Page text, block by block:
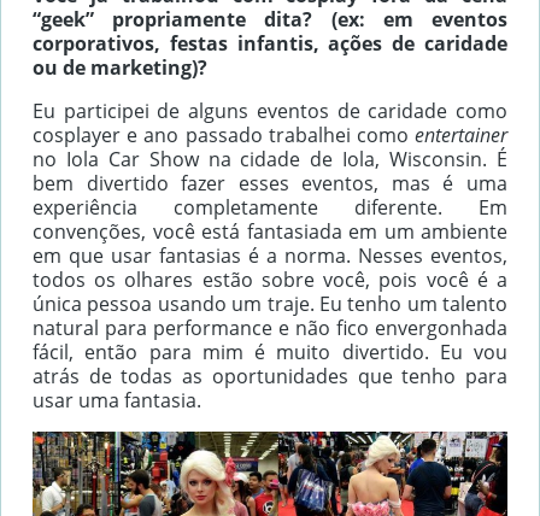
“geek” propriamente dita? (ex: em eventos
corporativos, festas infantis, ações de caridade
ou de marketing)?
Eu participei de alguns eventos de caridade como
cosplayer e ano passado trabalhei como entertainer
no Iola Car Show na cidade de Iola, Wisconsin. É
bem divertido fazer esses eventos, mas é uma
experiência completamente diferente. Em
convenções, você está fantasiada em um ambiente
em que usar fantasias é a norma. Nesses eventos,
todos os olhares estão sobre você, pois você é a
única pessoa usando um traje. Eu tenho um talento
natural para performance e não fico envergonhada
fácil, então para mim é muito divertido. Eu vou
atrás de todas as oportunidades que tenho para
usar uma fantasia.